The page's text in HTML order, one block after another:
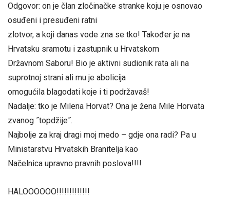
Odgovor: on je član zločinačke stranke koju je osnovao
osuđeni i presuđeni ratni
zlotvor, a koji danas vode zna se tko! Također je na
Hrvatsku sramotu i zastupnik u Hrvatskom
Državnom Saboru! Bio je aktivni sudionik rata ali na
suprotnoj strani ali mu je abolicija
omogućila blagodati koje i ti podržavaš!
Nadalje: tko je Milena Horvat? Ona je žena Mile Horvata
zvanog ˝topdžije˝.
Najbolje za kraj dragi moj medo – gdje ona radi? Pa u
Ministarstvu Hrvatskih Branitelja kao
Načelnica upravno pravnih poslova!!!!
HALOOOOOO!!!!!!!!!!!!!